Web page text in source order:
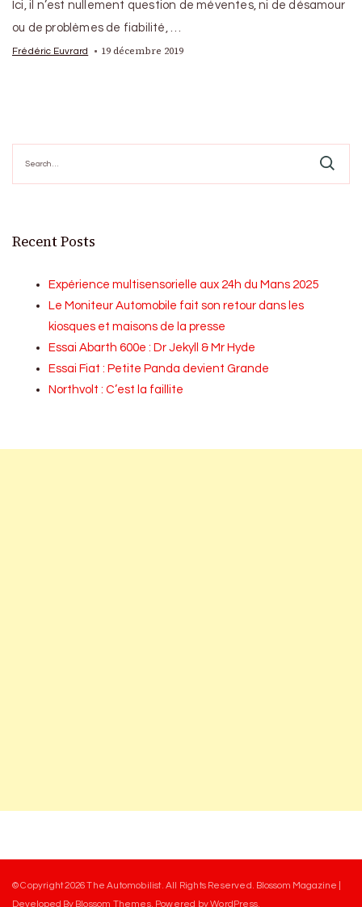
Ici, il n’est nullement question de méventes, ni de désamour
ou de problèmes de fiabilité, …
Frédéric Euvrard 19 décembre 2019
for:
Recent Posts
Expérience multisensorielle aux 24h du Mans 2025
Le Moniteur Automobile fait son retour dans les
kiosques et maisons de la presse
Essai Abarth 600e : Dr Jekyll & Mr Hyde
Essai Fiat : Petite Panda devient Grande
Northvolt : C’est la faillite
© Copyright 2026The Automobilist. All Rights Reserved. Blossom Magazine |
Developed By Blossom Themes. Powered byWordPress